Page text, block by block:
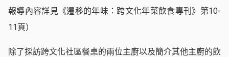
報導內容詳見《遷移的年味：跨文化年菜飲食專刊》第10-
11頁）
除了採訪跨文化社區餐桌的兩位主廚以及簡介其他主廚的飲